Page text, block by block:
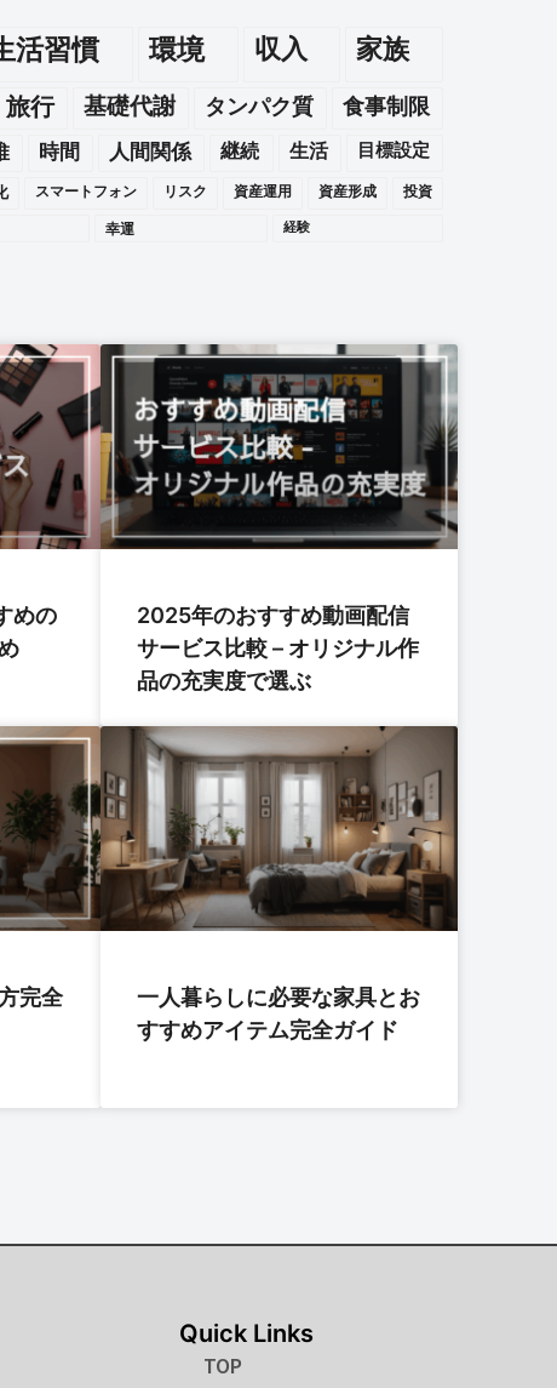
活習慣 環境 収入 家族
旅行 基礎代謝 タンパク質
食事制限
時間 人間関係 継続 生活
目標設定
スマートフォン リスク 資産運用 資産形成 投資
幸運 経験
めの
2025年のおすすめ動画配信
サービス比較 – オリジナル作
品の充実度で選ぶ
完全
一人暮らしに必要な家具とお
すすめアイテム完全ガイド
Quick Links
TOP